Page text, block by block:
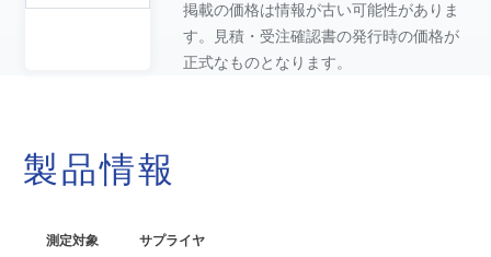
掲載の価格は情報が古い可能性がありま
す。見積・受注確認書の発行時の価格が
正式なものとなります。
製品情報
測定対象 サプライヤ